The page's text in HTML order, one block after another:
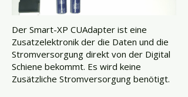
Der Smart-XP CUAdapter ist eine
Zusatzelektronik der die Daten und die
Stromversorgung direkt von der Digital
Schiene bekommt. Es wird keine
Zusätzliche Stromversorgung benötigt.